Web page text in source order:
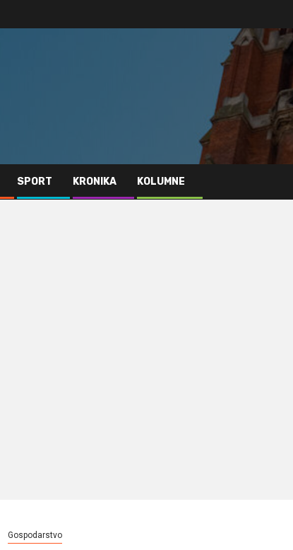
SPORT KRONIKA KOLUMNE
Gospodarstvo